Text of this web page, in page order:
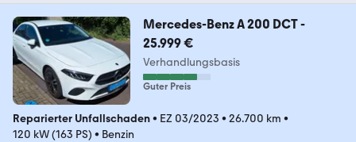
Mercedes-Benz A 200 DCT -
25.999 €
Verhandlungsbasis
Guter Preis
Reparierter Unfallschaden• EZ 03/2023 • 26.700 km •
120 kW (163 PS) • Benzin